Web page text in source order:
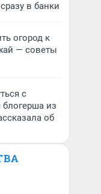
в банки
огород к
— советы
с
из
об